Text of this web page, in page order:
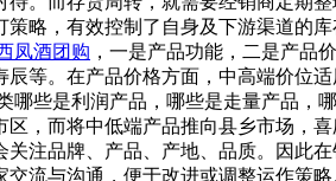
略，有效控制了自身及下游渠道的库
凤酒团购 ，一是产品功能，二是产品
等。在产品价格方面，中高端价位
些是利润产品，哪些是走量产品，
，而将中低端产品推向县乡市场，喜
注品牌、产品、产地、品质。因此
流与沟通，便于改进或调整运作策略